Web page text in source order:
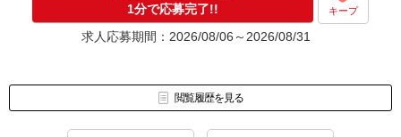
1分で応募完了!! キープ
求人応募期間：2026/08/06～2026/08/31
閲覧履歴を見る